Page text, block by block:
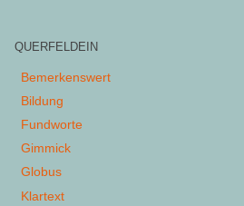
QUERFELDEIN
Bemerkenswert
Bildung
Fundworte
Gimmick
Globus
Klartext